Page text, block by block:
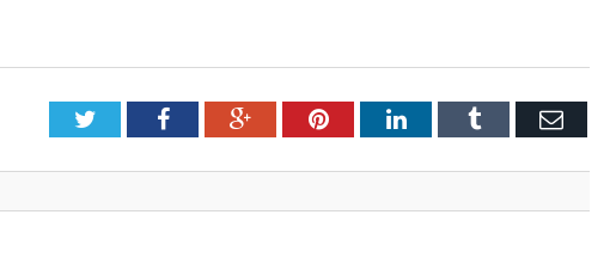
TwitterFacebookGoogle+PinterestLinkedInTumblr Email